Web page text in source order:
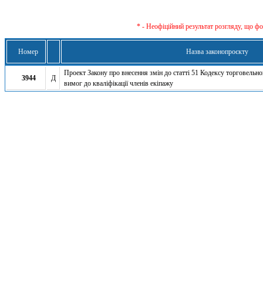
* - Неофіційний результат розгляду, що
Номер Назва законопроєкту
3944 Д
Проект Закону про внесення змін до статті 51 Кодексу
вимог до кваліфікації членів екіпажу